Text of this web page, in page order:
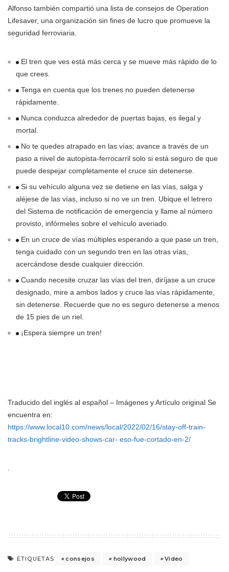
Alfonso también compartió una lista de consejos de Operation
Lifesaver, una organización sin fines de lucro que promueve la
seguridad ferroviaria.
El tren que ves está más cerca y se mueve más rápido de lo
que crees.
Tenga en cuenta que los trenes no pueden detenerse
rápidamente.
Nunca conduzca alrededor de puertas bajas, es ilegal y
mortal.
No te quedes atrapado en las vías; avance a través de un
paso a nivel de autopista-ferrocarril solo si está seguro de que
puede despejar completamente el cruce sin detenerse.
Si su vehículo alguna vez se detiene en las vías, salga y
aléjese de las vías, incluso si no ve un tren. Ubique el letrero
del Sistema de notificación de emergencia y llame al número
provisto, infórmeles sobre el vehículo averiado.
En un cruce de vías múltiples esperando a que pase un tren,
tenga cuidado con un segundo tren en las otras vías,
acercándose desde cualquier dirección.
Cuando necesite cruzar las vías del tren, diríjase a un cruce
designado, mire a ambos lados y cruce las vías rápidamente,
sin detenerse. Recuerde que no es seguro detenerse a menos
de 15 pies de un riel.
¡Espera siempre un tren!
Traducido del inglés al español – Imágenes y Artículo original Se
encuentra en:
https://www.local10.com/news/local/2022/02/16/stay-off-train-
tracks-brightline-video-shows-car- eso-fue-cortado-en-2/
.
ETIQUETAS consejos hollywood Video